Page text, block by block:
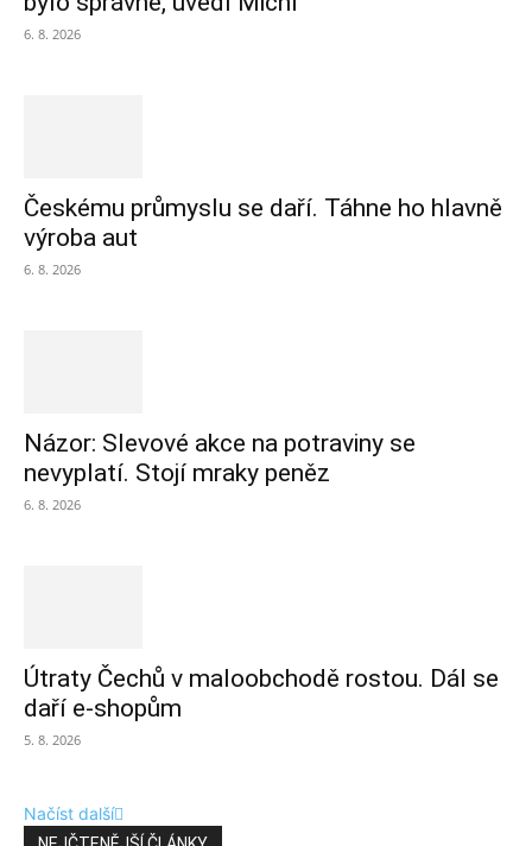
6. 8. 2026
Českému průmyslu se daří. Táhne ho hlavně
výroba aut
6. 8. 2026
Názor: Slevové akce na potraviny se
nevyplatí. Stojí mraky peněz
6. 8. 2026
Útraty Čechů v maloobchodě rostou. Dál se
daří e-shopům
5. 8. 2026
Načíst další